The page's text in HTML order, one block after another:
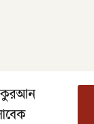
কুরআন